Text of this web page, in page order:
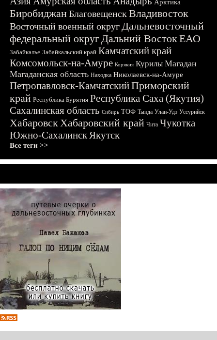
Арктика
БиробиджанБлаговещенскВладивосток
Восточный военный округДальневосточный
федеральный округДальний ВостокЕАО
Забайкалье Забайкальский край Камчатский край
Комсомольск-на-Амуре Корякия Курилы Магадан
Магаданская область Находка Николаевск-на-Амуре
Петропавловск-КамчатскийПриморский
край Республика Бурятия Республика Саха (Якутия)
Сахалинская область Сибирь ТОФ Тында Улан-Удэ Уссурийск
ХабаровскХабаровский край Чита Чукотка
Южно-СахалинскЯкутск
Все теги >>